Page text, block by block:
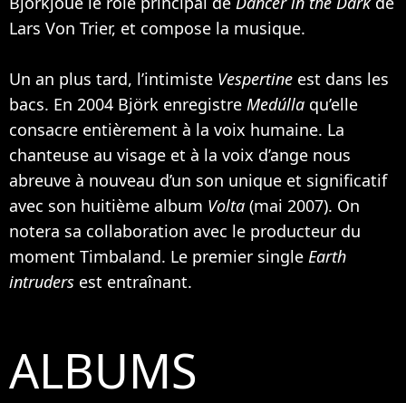
Lars Von Trier, et compose la musique.
Un an plus tard, l’intimiste Vespertine est dans les
bacs. En 2004 Björk enregistre Medúlla qu’elle
consacre entièrement à la voix humaine. La
chanteuse au visage et à la voix d’ange nous
abreuve à nouveau d’un son unique et significatif
avec son huitième album Volta (mai 2007). On
notera sa collaboration avec le producteur du
moment Timbaland. Le premier single Earth
intruders est entraînant.
ALBUMS